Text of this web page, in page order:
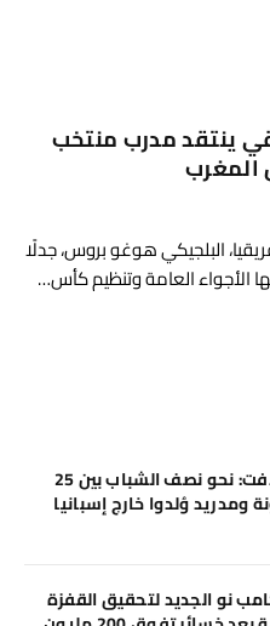
ينتقد مدرب منتخب
المغرب
إفريقيا، البلجيكي هوغو بروس، جدلًا
الأجواء العامة وتنظيم كأس…
تحول ديموغرافي لافت: نحو نصف الشباب بين 25
نو الجديد لتحقيق القفزة